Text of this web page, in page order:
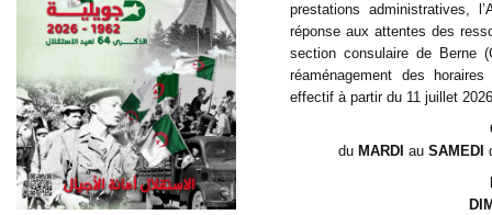
prestations administratives,
réponse aux attentes des
section consulaire de Berne
réaménagement des
effectif à partir du 11 juillet
du MARDI au SAMEDI